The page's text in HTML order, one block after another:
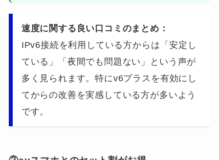
速度に関する良い口コミのまとめ：
IPv6接続を利用している方からは「安定し
ている」「夜間でも問題ない」という声が
多く見られます。特にv6プラスを有効にし
てからの改善を実感している方が多いよう
です。